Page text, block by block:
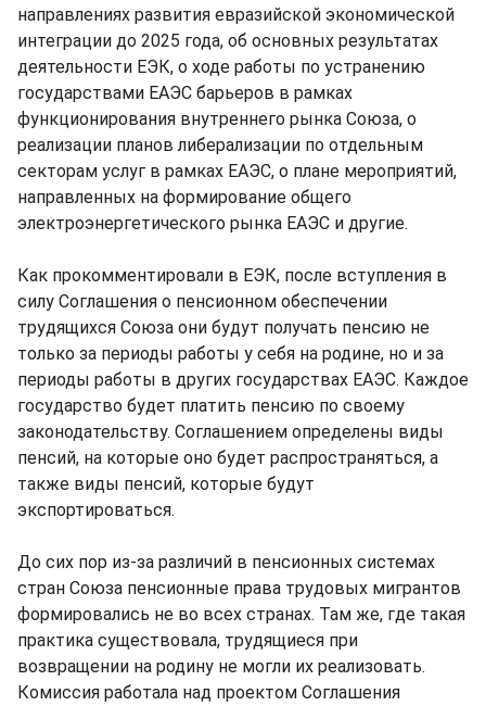
направлениях развития евразийской экономической
интеграции до 2025 года, об основных результатах
деятельности ЕЭК, о ходе работы по устранению
государствами ЕАЭС барьеров в рамках
функционирования внутреннего рынка Союза, о
реализации планов либерализации по отдельным
секторам услуг в рамках ЕАЭС, о плане мероприятий,
направленных на формирование общего
электроэнергетического рынка ЕАЭС и другие.
Как прокомментировали в ЕЭК, после вступления в
силу Соглашения о пенсионном обеспечении
трудящихся Союза они будут получать пенсию не
только за периоды работы у себя на родине, но и за
периоды работы в других государствах ЕАЭС. Каждое
государство будет платить пенсию по своему
законодательству. Соглашением определены виды
пенсий, на которые оно будет распространяться, а
также виды пенсий, которые будут
экспортироваться.
До сих пор из-за различий в пенсионных системах
стран Союза пенсионные права трудовых мигрантов
формировались не во всех странах. Там же, где такая
практика существовала, трудящиеся при
возвращении на родину не могли их реализовать.
Комиссия работала над проектом Соглашения